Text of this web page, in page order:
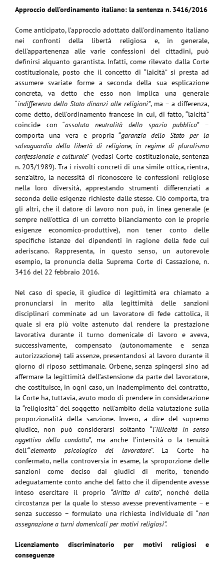
Approccio dell’ordinamento italiano: la sentenza n. 3416/2016
Come anticipato, l’approccio adottato dall’ordinamento italiano
nei confronti della libertà religiosa e, in generale,
dell’appartenenza alle varie confessioni dei cittadini, può
definirsi alquanto garantista. Infatti, come rilevato dalla Corte
costituzionale, posto che il concetto di “laicità” si presta ad
assumere svariate forme a seconda della sua esplicazione
concreta, va detto che esso non implica una generale
“indifferenza dello Stato dinanzi alle religioni”, ma – a differenza,
come detto, dell’ordinamento francese in cui, di fatto, “laicità”
coincide con “assoluta neutralità dello spazio pubblico”–
comporta una vera e propria “garanzia dello Stato per la
salvaguardia della libertà di religione, in regime di pluralismo
confessionale e culturale”(vedasi Corte costituzionale, sentenza
n. 203/1989). Tra i risvolti concreti di una simile ottica, rientra,
senz’altro, la necessità di riconoscere le confessioni religiose
nella loro diversità, apprestando strumenti differenziati a
seconda delle esigenze richieste dalle stesse. Ciò comporta, tra
gli altri, che il datore di lavoro non può, in linea generale (e
sempre nell’ottica di un corretto bilanciamento con le proprie
esigenze economico-produttive), non tener conto delle
specifiche istanze dei dipendenti in ragione della fede cui
aderiscano. Rappresenta, in questo senso, un autorevole
esempio, la pronuncia della Suprema Corte di Cassazione, n.
3416 del 22 febbraio 2016.
Nel caso di specie, il giudice di legittimità era chiamato a
pronunciarsi in merito alla legittimità delle sanzioni
disciplinari comminate ad un lavoratore di fede cattolica, il
quale si era più volte astenuto dal rendere la prestazione
lavorativa durante il turno domenicale di lavoro e aveva,
successivamente, compensato (autonomamente e senza
autorizzazione) tali assenze, presentandosi al lavoro durante il
giorno di riposo settimanale. Orbene, senza spingersi sino ad
affermare la legittimità dell’astensione da parte del lavoratore,
che costituisce, in ogni caso, un inadempimento del contratto,
la Corte ha, tuttavia, avuto modo di prendere in considerazione
la “religiosità” del soggetto nell’ambito della valutazione sulla
proporzionalità della sanzione. Invero, a dire del supremo
giudice, non può considerarsi soltanto “l’illiceità in senso
oggettivo della condotta”, ma anche l’intensità o la tenuità
dell’“elemento psicologico del lavoratore”. La Corte ha
confermato, nella controversia in esame, la sproporzione delle
sanzioni come deciso dai giudici di merito, tenendo
adeguatamente conto anche del fatto che il dipendente avesse
inteso esercitare il proprio “diritto di culto”, nonché della
circostanza per la quale lo stesso avesse preventivamente – e
senza successo – formulato una richiesta individuale di “non
assegnazione a turni domenicali per motivi religiosi”.
Licenziamento discriminatorio per motivi religiosi e
conseguenze